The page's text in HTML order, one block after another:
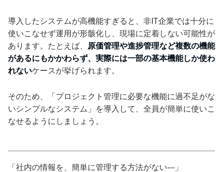
導入したシステムが高機能すぎると、非IT企業では十分に
使いこなせず運用が形骸化し、現場に定着しない可能性が
あります。たとえば、
原価管理や進捗管理など複数の機能
があるにもかかわらず、実際には一部の基本機能しか使わ
れないケースが挙げられます。
そのため、「プロジェクト管理に必要な機能に過不足がな
いシンプルなシステム」を導入して、全員が簡単に使いこ
なせるようにしましょう。
「社内の情報を、簡単に管理する方法がない---」